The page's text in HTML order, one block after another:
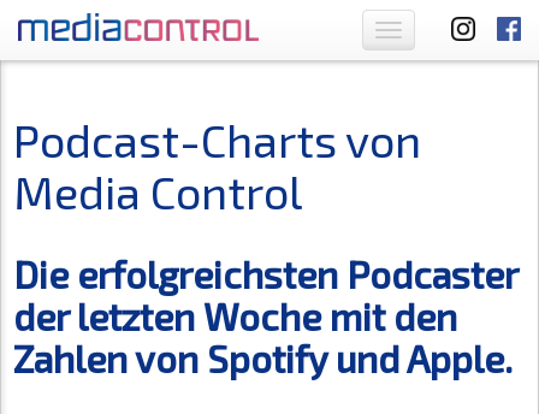
Toggle
navigation
Podcast-Charts von
Media Control
Die erfolgreichsten Podcaster
der letzten Woche mit den
Zahlen von Spotify und Apple.